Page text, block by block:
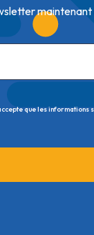
que les